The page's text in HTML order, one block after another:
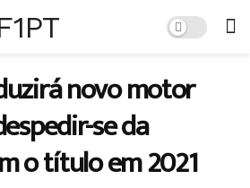
novo motor
se da
o título em 2021